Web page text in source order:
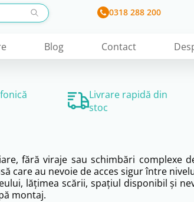
0318 288 200
Blog Contact
Livrare rapidă din
stoc
fără viraje sau schimbări complexe
care au nevoie de acces sigur între
lățimea scării, spațiul disponibil și
montaj.